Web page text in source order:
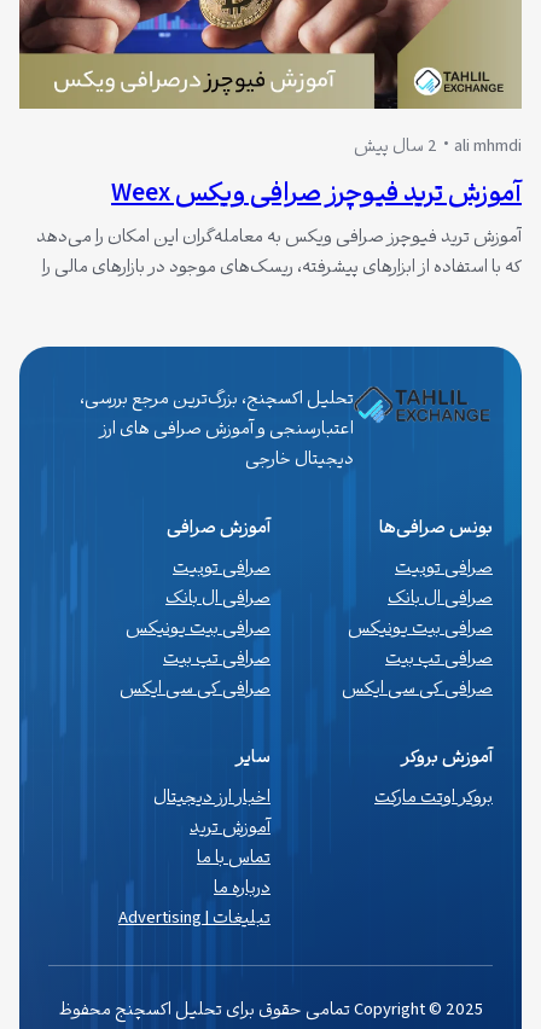
ali mhmdi 2 سال پیش
آموزش ترید فیوچرز صرافی ویکس Weex
آموزش ترید فیوچرز صرافی ویکس به معامله‌گران این امکان را می‌دهد
که با استفاده از ابزارهای پیشرفته، ریسک‌های موجود در بازارهای مالی را
قیمت‌های آینده دارایی‌ها، از نوسانات بازار سود…
تحلیل اکسچنج، بزرگ‌ترین مرجع بررسی،
اعتبارسنجی و آموزش صرافی های ارز
دیجیتال خارجی
بونس صرافی‌ها
صرافی توبیت
صرافی ال بانک
صرافی بیت یونیکس
صرافی تپ بیت
صرافی کی سی ایکس
آموزش صرافی
صرافی توبیت
صرافی ال بانک
صرافی بیت یونیکس
صرافی تپ بیت
صرافی کی سی ایکس
آموزش بروکر
بروکر اوتت مارکت
سایر
اخبار ارز دیجیتال
آموزش ترید
تماس با ما
درباره ما
تبلیغات | Advertising
Copyright © 2025 تمامی حقوق برای تحلیل اکسچنج محفوظ